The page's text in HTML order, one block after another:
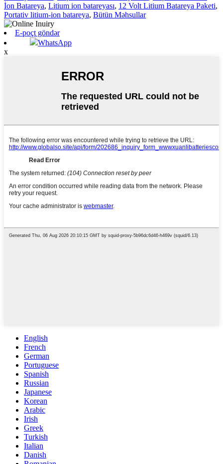
İon Batareya, Litium ion batareyası, 12 Volt Litium Batareya Paketi,
Portativ litium-ion batareya, Bütün Məhsullar
E-poçt göndər
WhatsApp
x
English
French
German
Portuguese
Spanish
Russian
Japanese
Korean
Arabic
Irish
Greek
Turkish
Italian
Danish